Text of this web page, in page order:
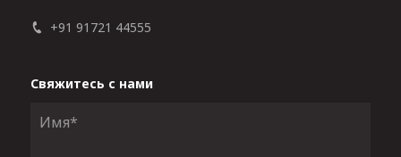
+91 91721 44555
Свяжитесь с нами